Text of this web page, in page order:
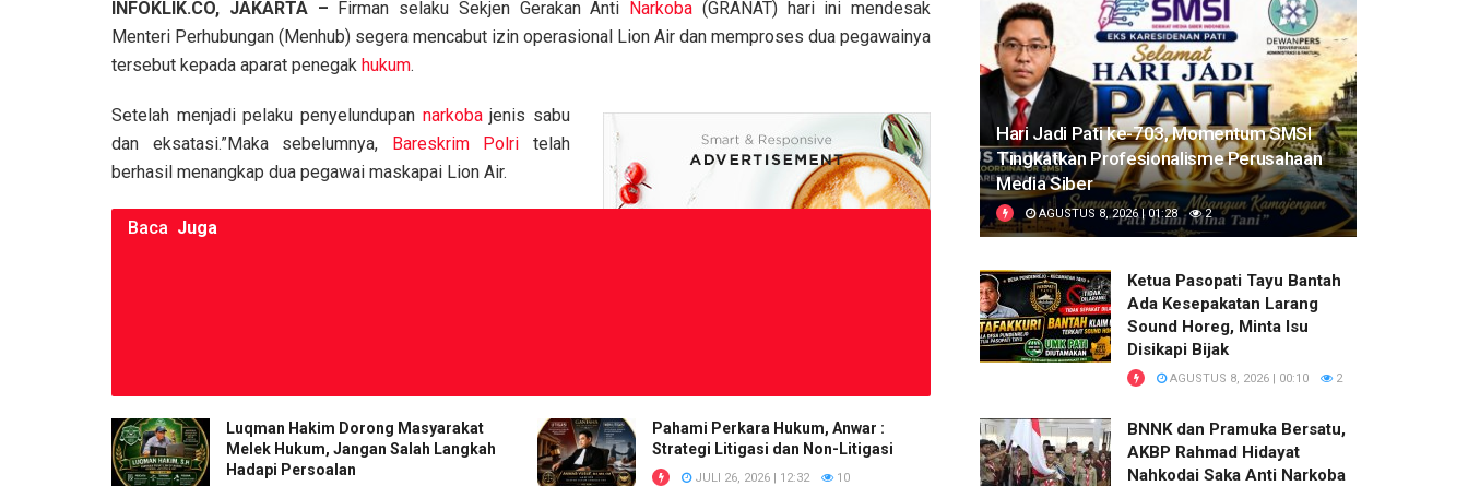
ce
b
o
k
tt
er
ail at
s
p
p
py
Li
k
ar
e
INFOKLIK.CO, JAKARTA – Firman selaku Sekjen Gerakan Anti Narkoba (GRANAT) hari ini mendesak
Menteri Perhubungan (Menhub) segera mencabut izin operasional Lion Air dan memproses dua pegawainya
tersebut kepada aparat penegak hukum.
Setelah menjadi pelaku penyelundupan narkobajenis sabu
dan eksatasi.”Maka sebelumnya, Bareskrim Polri telah
berhasil menangkap dua pegawai maskapai Lion Air.
Baca Juga
Luqman Hakim Dorong Masyarakat
Melek Hukum, Jangan Salah Langkah
Hadapi Persoalan
Pahami Perkara Hukum, Anwar :
Strategi Litigasi dan Non-Litigasi
JULI 26, 2026 | 12:32 10
Hari Jadi Pati ke-703, Momentum SMSI
Tingkatkan Profesionalisme Perusahaan
Media Siber
AGUSTUS 8, 2026 | 01:28 2
Ketua Pasopati Tayu Bantah
Ada Kesepakatan Larang
Sound Horeg, Minta Isu
Disikapi Bijak
AGUSTUS 8, 2026 | 00:10 2
BNNK dan Pramuka Bersatu,
AKBP Rahmad Hidayat
Nahkodai Saka Anti Narkoba